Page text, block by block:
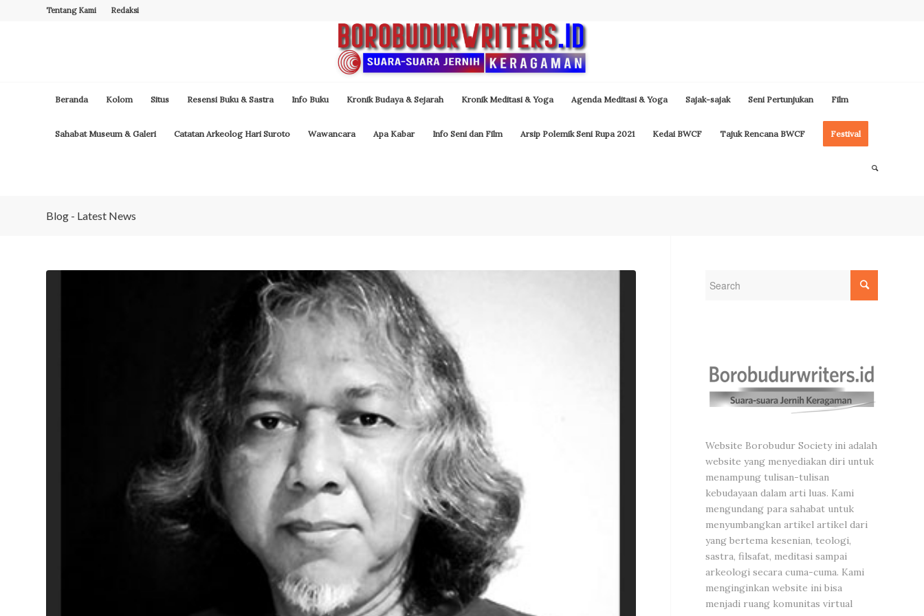
Tentang Kami Redaksi
Beranda Kolom Situs Resensi Buku & Sastra Info Buku Kronik Budaya & Sejarah Kronik Meditasi & Yoga Agenda Meditasi & Yoga Sajak-sajak Seni Pertunjukan Film
Sahabat Museum & Galeri Catatan Arkeolog Hari Suroto Wawancara Apa Kabar Info Seni dan Film Arsip Polemik Seni Rupa 2021 Kedai BWCF Tajuk Rencana BWCF Festival
Blog - Latest News
Website Borobudur Society ini adalah
website yang menyediakan diri untuk
menampung tulisan-tulisan
kebudayaan dalam arti luas. Kami
mengundang para sahabat untuk
menyumbangkan artikel artikel dari
yang bertema kesenian, teologi,
sastra, filsafat, meditasi sampai
arkeologi secara cuma-cuma. Kami
menginginkan website ini bisa
menjadi ruang komunitas virtual